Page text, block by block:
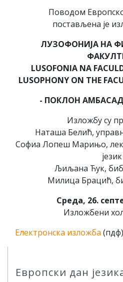
Европски дан
Поводом
постављена је
ЛУЗОФОНИЈА НА
LUSOFONIA NA
LUSOPHONY ON THE
- ПОКЛОН
Изложбу су
Наташа Белић,
Софиа Лопеш Марињо,
језик
Љиљана Ћук,
Милица Брацић,
Среда, 26.
Изложбени
Електронска изложба (пдф)